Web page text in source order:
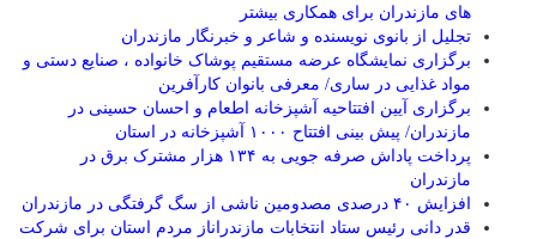
های مازندران برای همکاری بیشتر
تجلیل از بانوی نویسنده و شاعر و خبرنگار مازندران
برگزاری نمایشگاه عرضه مستقیم پوشاک خانواده ، صنایع دستی و
مواد غذایی در ساری/ معرفی بانوان کارآفرین
برگزاری آیین افتتاحیه آشپزخانه اطعام و احسان حسینی در
مازندران/ پیش بینی افتتاح ۱۰۰۰ آشپزخانه در استان
پرداخت پاداش صرفه جویی به ۱۳۴ هزار مشترک برق در
مازندران
افزایش ۴۰ درصدی مصدومین ناشی از سگ گرفتگی در مازندران
قدر دانی رئیس ستاد انتخابات مازندراناز مردم استان برای شرکت